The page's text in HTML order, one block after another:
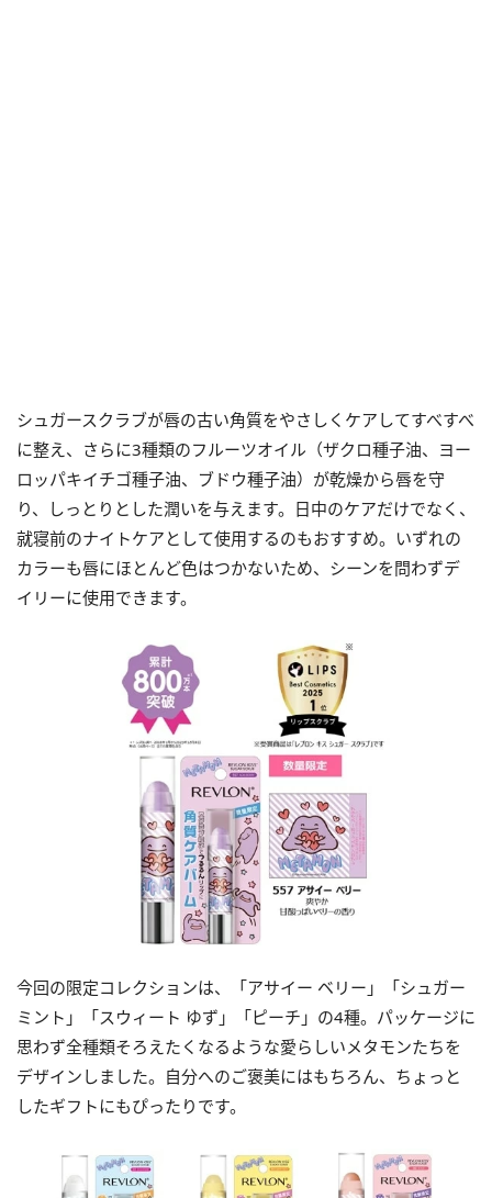
シュガースクラブが唇の古い角質をやさしくケアしてすべすべ
に整え、さらに3種類のフルーツオイル（ザクロ種子油、ヨー
ロッパキイチゴ種子油、ブドウ種子油）が乾燥から唇を守
り、しっとりとした潤いを与えます。日中のケアだけでなく、
就寝前のナイトケアとして使用するのもおすすめ。いずれの
カラーも唇にほとんど色はつかないため、シーンを問わずデ
イリーに使用できます。
今回の限定コレクションは、「アサイー ベリー」「シュガー
ミント」「スウィート ゆず」「ピーチ」の4種。パッケージに
思わず全種類そろえたくなるような愛らしいメタモンたちを
デザインしました。自分へのご褒美にはもちろん、ちょっと
したギフトにもぴったりです。